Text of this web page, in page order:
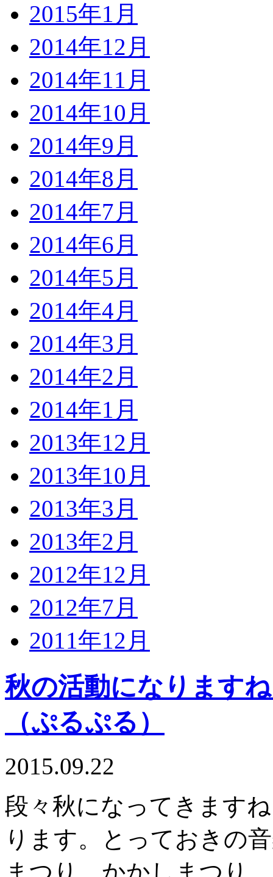
2015年1月
2014年12月
2014年11月
2014年10月
2014年9月
2014年8月
2014年7月
2014年6月
2014年5月
2014年4月
2014年3月
2014年2月
2014年1月
2013年12月
2013年10月
2013年3月
2013年2月
2012年12月
2012年7月
2011年12月
秋の活動になります
（ぷるぷる）
2015.09.22
段々秋になってきます
ります。とっておきの
まつり、かかしまつり